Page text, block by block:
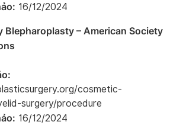
16/12/2024
Blepharoplasty – American Society
cosmetic-
surgery/procedure
16/12/2024